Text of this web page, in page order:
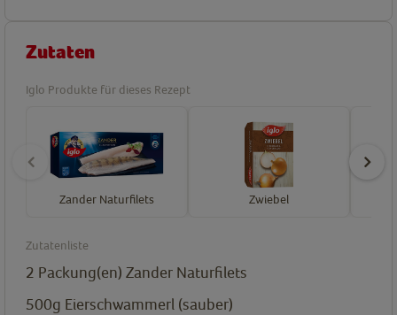
Zutaten
Iglo Produkte für dieses Rezept
Zander Naturfilets Zwiebel
Zutatenliste
2 Packung(en) Zander Naturfilets
500g Eierschwammerl (sauber)